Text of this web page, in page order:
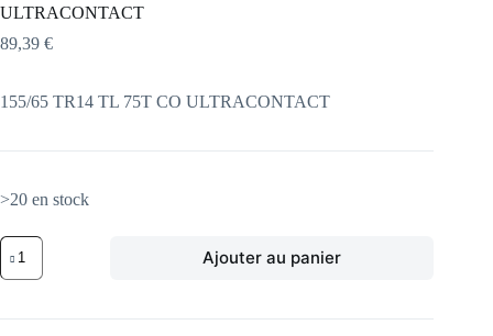
ULTRACONTACT
89,39 €
155/65 TR14 TL 75T CO ULTRACONTACT
>20 en stock
quantité
de
CO
CO
Ajouter au panier